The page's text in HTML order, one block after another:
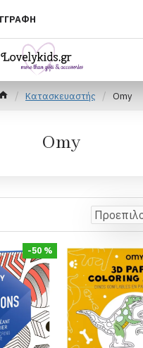
Κατασκευαστής Omy
Omy
-50 %